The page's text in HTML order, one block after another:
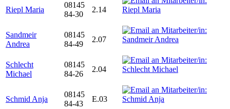
Riepl Maria
08145
84-30
2.14
Sandmeir
Andrea
08145
84-49
2.07
Schlecht
Michael
08145
84-26
2.04
Schmid Anja
08145
84-43
E.03